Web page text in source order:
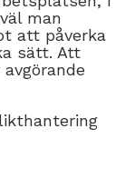
man
att påverka
sätt. Att